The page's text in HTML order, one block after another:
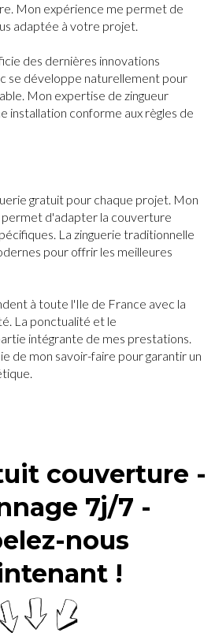
Mon expérience me permet de
adaptée à votre projet.
des dernières innovations
se développe naturellement pour
Mon expertise de zingueur
installation conforme aux règles de
gratuit pour chaque projet. Mon
d'adapter la couverture
La zinguerie traditionnelle
pour offrir les meilleures
à toute l'Ile de France avec la
La ponctualité et le
intégrante de mes prestations.
de mon savoir-faire pour garantir un
couverture -
7j/7 -
nous
!